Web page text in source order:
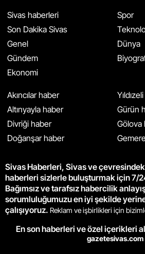
Sivas haberleri
Son Dakika Sivas
Genel
Gündem
Ekonomi
Spor
Dünya
Akıncılar haber
Altınyayla haber
Divriği haber
Doğanşar haber
Gürün
Gölova
Sivas Haberleri, Sivas ve
haberleri sizlerle buluşturmak için 7/
Bağımsız ve tarafsız habercilik
sorumluluğumuzu en iyi şekilde
çalışıyoruz. Reklam ve işbirlikleri için
En son haberleri ve özel içerikleri
gazetesivas.com